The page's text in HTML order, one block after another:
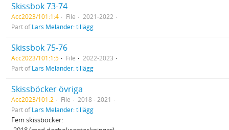
Skissbok 73-74
Acc2023/101:1:4 File
2021-2022
Part ofLars Melander: tillägg
Skissbok 75-76
Acc2023/101:1:5 File
2022-2023
Part ofLars Melander: tillägg
Skissböcker övriga
Acc2023/101:2 File
2018 - 2021
Part ofLars Melander: tillägg
Fem skissböcker: